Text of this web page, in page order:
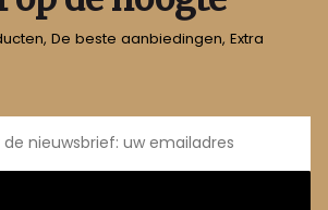
De beste aanbiedingen, Extra